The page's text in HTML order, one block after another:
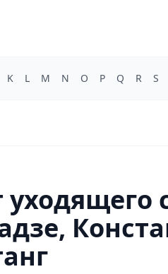
K L M N O P Q R S
уходящего